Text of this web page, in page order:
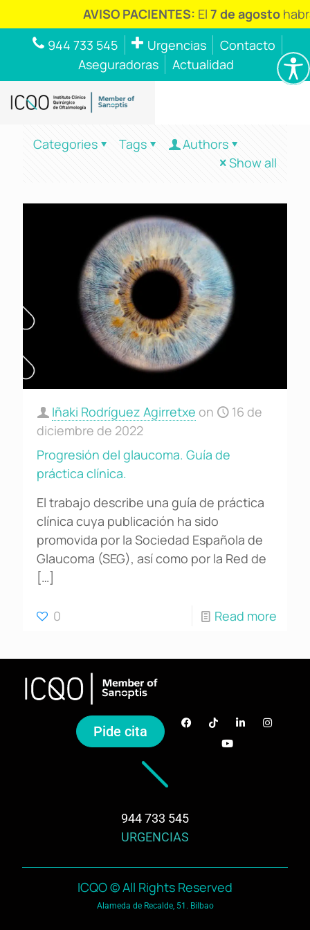
AVISO PACIENTES:El7 de agosto
944 733 545
Urgencias
Contacto
Aseguradoras
Actualidad
Categories Tags
Authors
Show all
Iñaki Rodríguez Agirretxe on
16 de
diciembre de 2022
Progresión del glaucoma. Guía de
práctica clínica.
El trabajo describe una guía de práctica
clínica cuya publicación ha sido
promovida por la Sociedad Española de
Glaucoma (SEG), así como por la Red de
[…]
0 Read more
Pide cita
944 733 545
URGENCIAS
ICQO © All Rights Reserved
Alameda de Recalde, 51. Bilbao